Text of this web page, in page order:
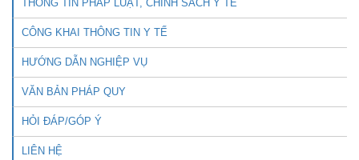
THÔNG TIN PHÁP LUẬT, CHÍNH SÁCH Y TẾ
CÔNG KHAI THÔNG TIN Y TẾ
HƯỚNG DẪN NGHIỆP VỤ
VĂN BẢN PHÁP QUY
HỎI ĐÁP/GÓP Ý
LIÊN HỆ